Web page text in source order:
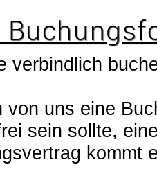
verbindlich
von uns eine
sein sollte,
kommt